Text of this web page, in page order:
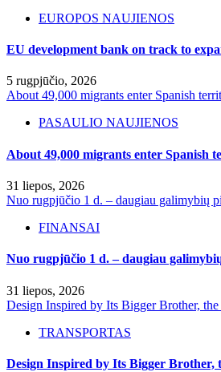
EUROPOS NAUJIENOS
EU development bank on track to
5 rugpjūčio, 2026
About 49,000 migrants enter Spanish
PASAULIO NAUJIENOS
About 49,000 migrants enter Spanish
31 liepos, 2026
Nuo rugpjūčio 1 d. – daugiau galimybių
FINANSAI
Nuo rugpjūčio 1 d. – daugiau
31 liepos, 2026
Design Inspired by Its Bigger Brother,
TRANSPORTAS
Design Inspired by Its Bigger Brother,